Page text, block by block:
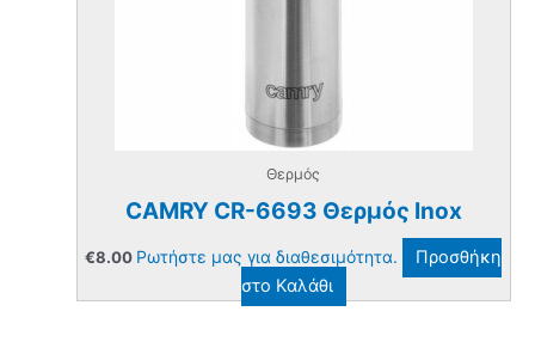
Θερμός
CAMRY CR-6693 Θερμός Inox
€8.00 Ρωτήστε μας για διαθεσιμότητα.
Προσθήκη
στο Καλάθι